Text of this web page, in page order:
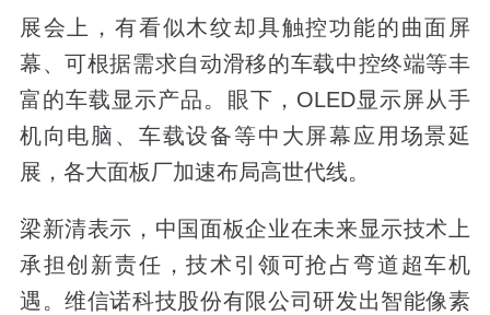
展会上，有看似木纹却具触控功能的曲面屏
幕、可根据需求自动滑移的车载中控终端等丰
富的车载显示产品。眼下，OLED显示屏从手
机向电脑、车载设备等中大屏幕应用场景延
展，各大面板厂加速布局高世代线。
梁新清表示，中国面板企业在未来显示技术上
承担创新责任，技术引领可抢占弯道超车机
遇。维信诺科技股份有限公司研发出智能像素